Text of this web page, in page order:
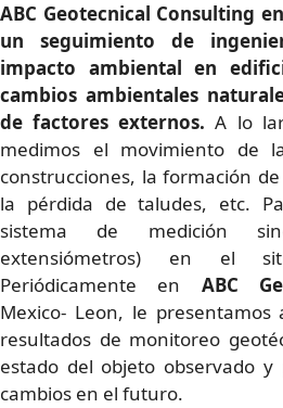
ABC Geotecnical Consulting
un seguimiento de
impacto ambiental en
cambios ambientales
de factores externos.A lo
medimos el movimiento de
construcciones, la formación
la pérdida de taludes, etc.
sistema de medición
extensiómetros) en el
Periódicamente en ABC
Mexico- Leon, le
resultados de monitoreo
estado del objeto observado y
cambios en el futuro.